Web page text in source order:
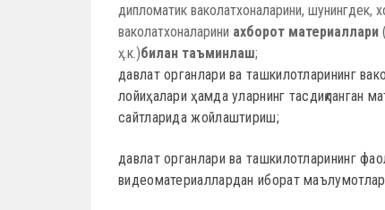
дипломатик ваколатхоналарини, шунингдек,
ваколатхоналарини ахборот материаллари
ҳ.к.)билан таъминлаш;
давлат органлари ва ташкилотларининг
лойиҳалари ҳамда уларнинг тасдиқланган
сайтларида жойлаштириш;
давлат органлари ва ташкилотларининг
видеоматериаллардан иборат